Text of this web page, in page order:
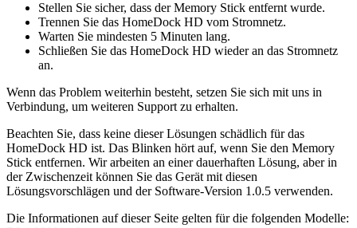
Stellen Sie sicher, dass der Memory Stick entfernt wurde.
Trennen Sie das HomeDock HD vom Stromnetz.
Warten Sie mindesten 5 Minuten lang.
Schließen Sie das HomeDock HD wieder an das Stromnetz
an.
Wenn das Problem weiterhin besteht, setzen Sie sich mit uns in
Verbindung, um weiteren Support zu erhalten.
Beachten Sie, dass keine dieser Lösungen schädlich für das
HomeDock HD ist. Das Blinken hört auf, wenn Sie den Memory
Stick entfernen. Wir arbeiten an einer dauerhaften Lösung, aber in
der Zwischenzeit können Sie das Gerät mit diesen
Lösungsvorschlägen und der Software-Version 1.0.5 verwenden.
Die Informationen auf dieser Seite gelten für die folgenden Modelle: